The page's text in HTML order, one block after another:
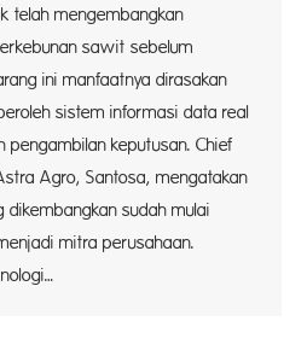
telah mengembangkan
sawit sebelum
ini manfaatnya dirasakan
sistem informasi data real
keputusan. Chief
Agro, Santosa, mengatakan
sudah mulai
mitra perusahaan.